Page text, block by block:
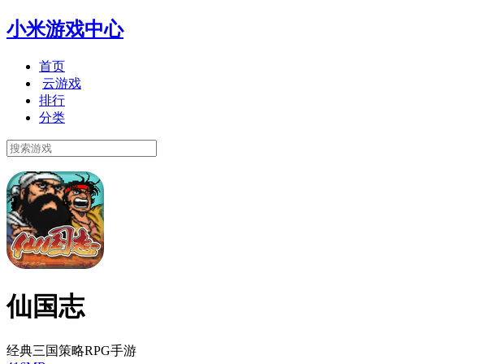
小米游戏中心
首页
云游戏
排行
分类
仙国志
经典三国策略RPG手游